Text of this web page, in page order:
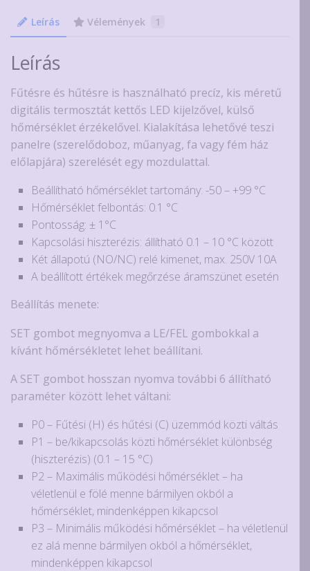
Leírás Vélemények 1
Leírás
Fűtésre és hűtésre is használható precíz, kis méretű
digitális termosztát kettős LED kijelzővel, külső
hőmérséklet érzékelővel. Kialakítása lehetővé teszi
panelre (szerelődoboz, műanyag, fa vagy fém ház
előlapjára) szerelését egy mozdulattal.
Beállítható hőmérséklet tartomány: -50 – +99 °C
Hőmérséklet felbontás: 0.1 °C
Pontosság: ± 1°C
Kapcsolási hiszterézis: állítható 0.1 – 10 °C között
Két állapotú (NO/NC) relé kimenet, max. 250V 10A
A beállított értékek megőrzése áramszünet esetén
Beállítás menete:
SET gombot megnyomva a LE/FEL gombokkal a
kívánt hőmérsékletet lehet beállítani.
A SET gombot hosszan nyomva további 6 állítható
paraméter között lehet váltani:
P0 – Fűtési (H) és hűtési (C) üzemmód közti váltás
P1 – be/kikapcsolás közti hőmérséklet különbség
(hiszterézis) (0.1 – 15 °C)
P2 – Maximális működési hőmérséklet – ha
véletlenül e fölé menne bármilyen okból a
hőmérséklet, mindenképpen kikapcsol
P3 – Minimális működési hőmérséklet – ha véletlenül
ez alá menne bármilyen okból a hőmérséklet,
mindenképpen kikapcsol